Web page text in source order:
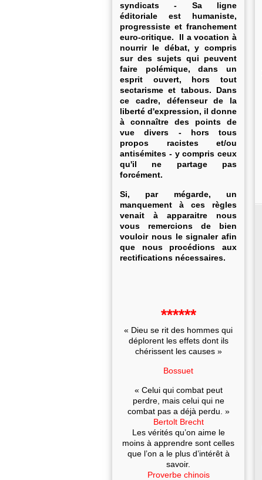
syndicats - Sa ligne
éditoriale est humaniste,
progressiste et franchement
euro-critique. Il a vocation à
nourrir le débat, y compris
sur des sujets qui peuvent
faire polémique, dans un
esprit ouvert, hors tout
sectarisme et tabous. Dans
ce cadre, défenseur de la
liberté d'expression, il donne
à connaître des points de
vue divers - hors tous
propos racistes et/ou
antisémites - y compris ceux
qu'il ne partage pas
forcément.
Si, par mégarde, un
manquement à ces règles
venait à apparaitre nous
vous remercions de bien
vouloir nous le signaler afin
que nous procédions aux
rectifications nécessaires.
******
« Dieu se rit des hommes qui
déplorent les effets dont ils
chérissent les causes »
Bossuet
« Celui qui combat peut
perdre, mais celui qui ne
combat pas a déjà perdu. »
Bertolt Brecht
Les vérités qu’on aime le
moins à apprendre sont celles
que l’on a le plus d’intérêt à
savoir.
Proverbe chinois